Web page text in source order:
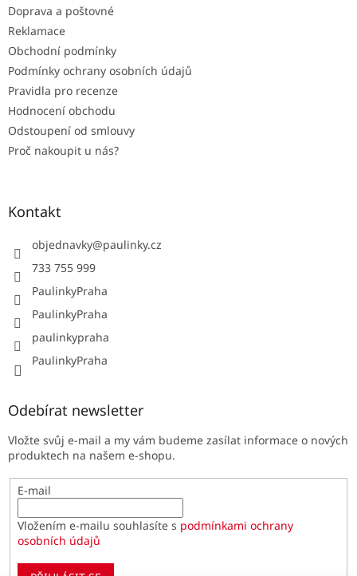
Doprava a poštovné
Reklamace
Obchodní podmínky
Podmínky ochrany osobních údajů
Pravidla pro recenze
Hodnocení obchodu
Odstoupení od smlouvy
Proč nakoupit u nás?
Kontakt
objednavky@paulinky.cz
733 755 999
PaulinkyPraha
PaulinkyPraha
paulinkypraha
PaulinkyPraha
Odebírat newsletter
Vložte svůj e-mail a my vám budeme zasílat informace o nových
produktech na našem e-shopu.
E-mail
Vložením e-mailu souhlasíte s podmínkami ochrany
osobních údajů